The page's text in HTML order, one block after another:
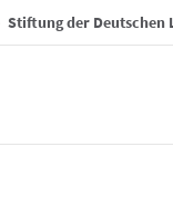
Stiftung der Deutschen